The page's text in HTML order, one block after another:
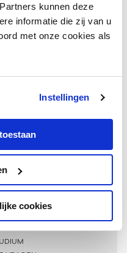
kunnen deze
informatie die zij van u
met onze cookies als
Instellingen
cookies